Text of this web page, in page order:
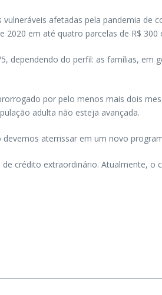
afetadas pela pandemia de
em até quatro parcelas de R$ 300
dependendo do perfil: as famílias, em
por pelo menos mais dois
adulta não esteja avançada.
aterrissar em um novo
crédito extraordinário. Atualmente,